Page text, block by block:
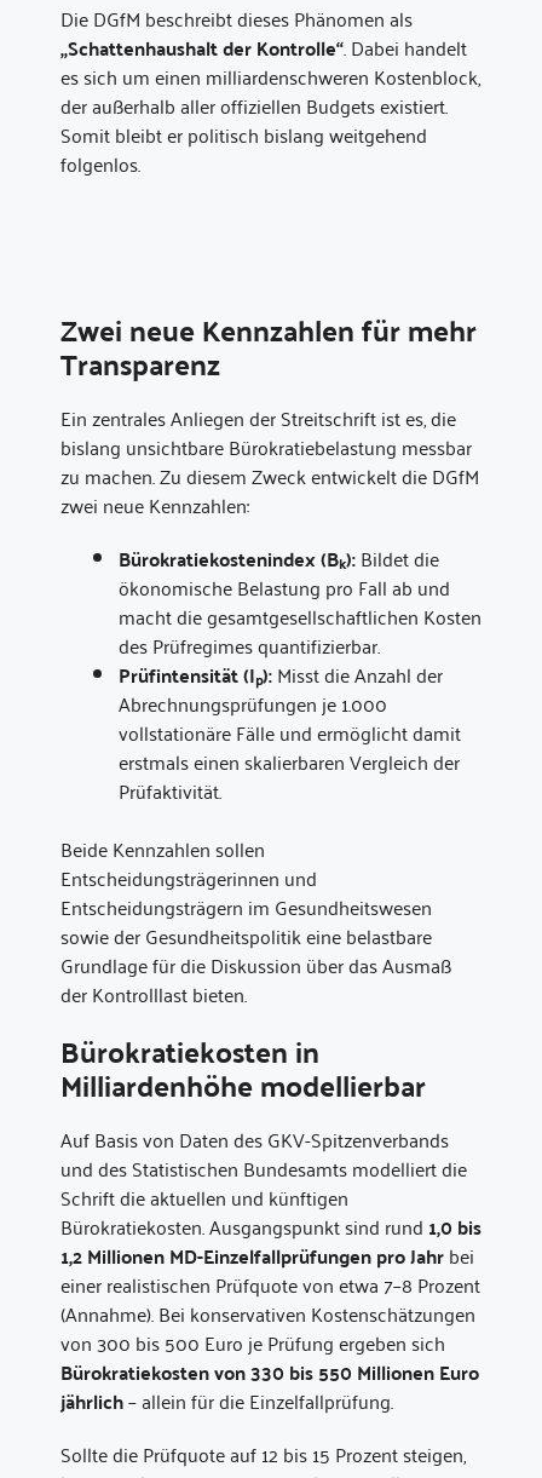
Die DGfM beschreibt dieses Phänomen als
„Schattenhaushalt der Kontrolle“. Dabei handelt
es sich um einen milliardenschweren Kostenblock,
der außerhalb aller offiziellen Budgets existiert.
Somit bleibt er politisch bislang weitgehend
folgenlos.
Zwei neue Kennzahlen für mehr
Transparenz
Ein zentrales Anliegen der Streitschrift ist es, die
bislang unsichtbare Bürokratiebelastung messbar
zu machen. Zu diesem Zweck entwickelt die DGfM
zwei neue Kennzahlen:
Bürokratiekostenindex (Bₖ):Bildet die
ökonomische Belastung pro Fall ab und
macht die gesamtgesellschaftlichen Kosten
des Prüfregimes quantifizierbar.
Prüfintensität (Iₚ):Misst die Anzahl der
Abrechnungsprüfungen je 1.000
vollstationäre Fälle und ermöglicht damit
erstmals einen skalierbaren Vergleich der
Prüfaktivität.
Beide Kennzahlen sollen
Entscheidungsträgerinnen und
Entscheidungsträgern im Gesundheitswesen
sowie der Gesundheitspolitik eine belastbare
Grundlage für die Diskussion über das Ausmaß
der Kontrolllast bieten.
Bürokratiekosten in
Milliardenhöhe modellierbar
Auf Basis von Daten des GKV-Spitzenverbands
und des Statistischen Bundesamts modelliert die
Schrift die aktuellen und künftigen
Bürokratiekosten. Ausgangspunkt sind rund 1,0 bis
1,2 Millionen MD-Einzelfallprüfungen pro Jahrbei
einer realistischen Prüfquote von etwa 7–8 Prozent
(Annahme). Bei konservativen Kostenschätzungen
von 300 bis 500 Euro je Prüfung ergeben sich
Bürokratiekosten von 330 bis 550 Millionen Euro
jährlich– allein für die Einzelfallprüfung.
Sollte die Prüfquote auf 12 bis 15 Prozent steigen,